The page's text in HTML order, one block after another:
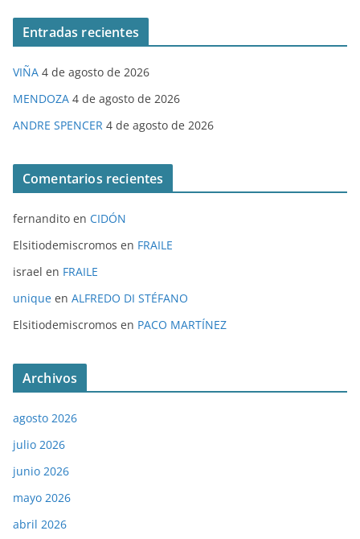
Entradas recientes
VIÑA 4 de agosto de 2026
MENDOZA 4 de agosto de 2026
ANDRE SPENCER 4 de agosto de 2026
Comentarios recientes
fernandito en CIDÓN
Elsitiodemiscromos en FRAILE
israel en FRAILE
unique en ALFREDO DI STÉFANO
Elsitiodemiscromos en PACO MARTÍNEZ
Archivos
agosto 2026
julio 2026
junio 2026
mayo 2026
abril 2026